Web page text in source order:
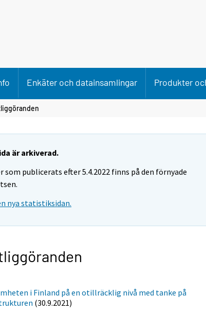
Enkäter och datainsamlingar Produkter
är arkiverad.
som publicerats efter 5.4.2022 finns på den förnyade
nya statistiksidan.
i Finland på en otillräcklig nivå med tanke på
(30.9.2021)